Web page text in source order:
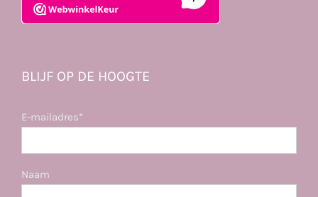
BLIJF OP DE HOOGTE
E-mailadres*
Naam